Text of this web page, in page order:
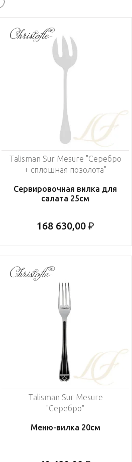
Talisman Sur Mesure "Серебро
+ сплошная позолота"
Сервировочная вилка для
салата 25см
168 630,00 ₽
Talisman Sur Mesure
"Серебро"
Меню-вилка 20см